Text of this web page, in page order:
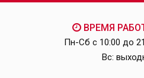
ВРЕМЯ
Пн-Сб c 10:00 до
Вс: